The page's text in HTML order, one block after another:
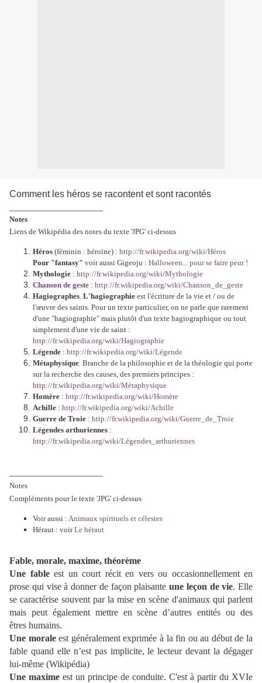
Comment les héros se racontent et sont racontés
Notes
Liens de Wikipédia des notes du texte 'JPG' ci-dessus
Héros (féminin : héroïne) : http://fr.wikipedia.org/wiki/Héros
Pour "fantasy" voir aussi Gigeoju : Halloween... pour se faire peur !
Mythologie : http://fr.wikipedia.org/wiki/Mythologie
Chanson de geste : http://fr.wikipedia.org/wiki/Chanson_de_geste
Hagiographes. L'hagiographie est l'écriture de la vie et / ou de
l'œuvre des saints. Pour un texte particulier, on ne parle que rarement
d'une "hagiographie" mais plutôt d'un texte hagiographique ou tout
simplement d'une vie de saint :
http://fr.wikipedia.org/wiki/Hagiographie
Légende : http://fr.wikipedia.org/wiki/Légende
Métaphysique. Branche de la philosophie et de la théologie qui porte
sur la recherche des causes, des premiers principes :
http://fr.wikipedia.org/wiki/Métaphysique
Homère : http://fr.wikipedia.org/wiki/Homère
Achille : http://fr.wikipedia.org/wiki/Achille
Guerre de Troie : http://fr.wikipedia.org/wiki/Guerre_de_Troie
Légendes arthuriennes :
http://fr.wikipedia.org/wiki/Légendes_arthuriennes
Notes
Compléments pour le texte 'JPG' ci-dessus
Voir aussi : Animaux spirituels et célestes
Héraut : voirLe héraut
Fable, morale, maxime, théorème
Une fableest un court récit en vers ou occasionnellement en
prose qui vise à donner de façon plaisante une leçon de vie. Elle
se caractérise souvent par la mise en scène d'animaux qui parlent
mais peut également mettre en scène d’autres entités ou des
êtres humains.
Une moraleest généralement exprimée à la fin ou au début de la
fable quand elle n’est pas implicite, le lecteur devant la dégager
lui-même (Wikipédia)
Une maxime est un principe de conduite. C'est à partir du XVIe